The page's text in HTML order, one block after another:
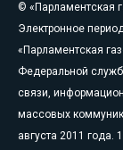
© «Парламентская
Электронное
«Парламентская
Федеральной
связи,
массовых
августа 2011 года.